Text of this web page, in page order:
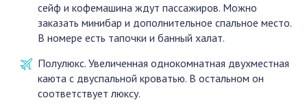
сейф и кофемашина ждут пассажиров. Можно
заказать минибар и дополнительное спальное место.
В номере есть тапочки и банный халат.
Полулюкс. Увеличенная однокомнатная двухместная
каюта с двуспальной кроватью. В остальном он
соответствует люксу.